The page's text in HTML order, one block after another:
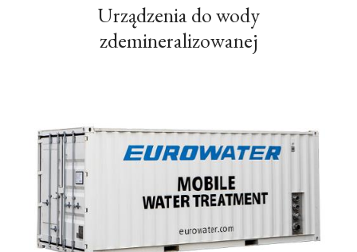
Urządzenia do wody
zdemineralizowanej